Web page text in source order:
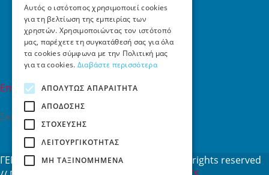
Συχνές ερωτήσεις
Όροι χρήσης
Τρόποι Πληρωμής
Επιστροφές
Επικοινωνία
Επικοινωνία
Σκαλάνι, Ηράκλειο Κρήτης
2810731415
info[at]toys4u.gr
ΓΕΜΗ: 188101127000 © 2026
All rights reserved
Αυτός ο ιστότοπος χρησιμοποιεί cookies
για τη βελτίωση της εμπειρίας των
χρηστών. Χρησιμοποιώντας τον ιστότοπό
μας, παρέχετε τη συγκατάθεσή σας για όλα
τα cookies σύμφωνα με την Πολιτική μας
για τα cookies. Διαβάστε περισσότερα
ΑΠΟΛΎΤΩΣ ΑΠΑΡΑΊΤΗΤΑ
ΑΠΌΔΟΣΗΣ
ΣΤΌΧΕΥΣΗΣ
ΛΕΙΤΟΥΡΓΙΚΌΤΗΤΑΣ
ΜΗ ΤΑΞΙΝΟΜΗΜΈΝΑ